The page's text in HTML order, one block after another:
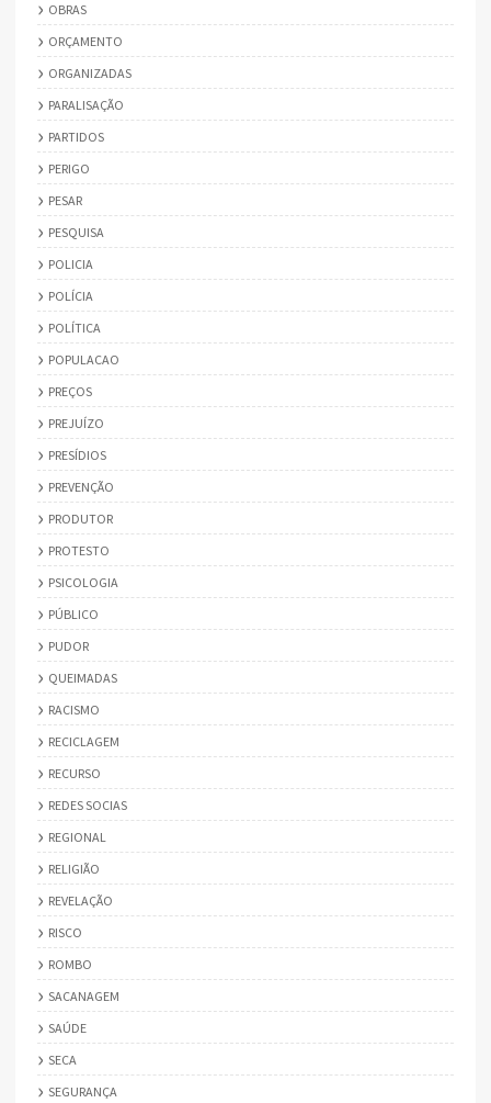
OBRAS
ORÇAMENTO
ORGANIZADAS
PARALISAÇÃO
PARTIDOS
PERIGO
PESAR
PESQUISA
POLICIA
POLÍCIA
POLÍTICA
POPULACAO
PREÇOS
PREJUÍZO
PRESÍDIOS
PREVENÇÃO
PRODUTOR
PROTESTO
PSICOLOGIA
PÚBLICO
PUDOR
QUEIMADAS
RACISMO
RECICLAGEM
RECURSO
REDES SOCIAS
REGIONAL
RELIGIÃO
REVELAÇÃO
RISCO
ROMBO
SACANAGEM
SAÚDE
SECA
SEGURANÇA